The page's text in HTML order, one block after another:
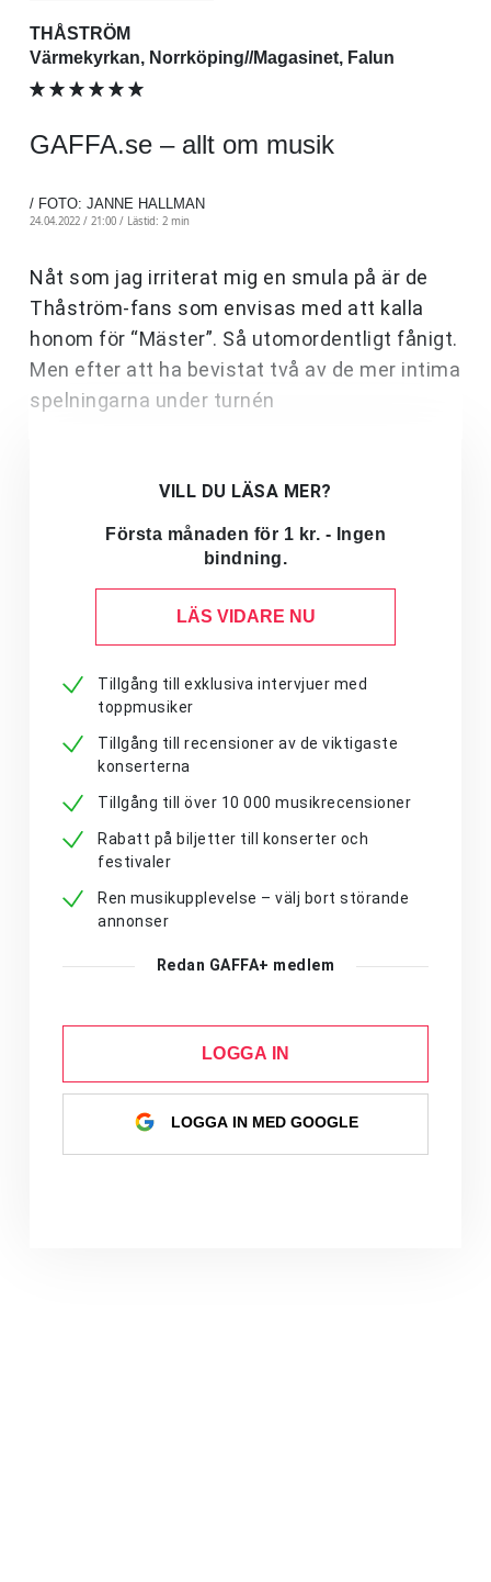
THÅSTRÖM
Värmekyrkan, Norrköping//Magasinet, Falun
GAFFA.se – allt om musik
/ FOTO: JANNE HALLMAN
24.04.2022 / 21:00 / Lästid: 2 min
Nåt som jag irriterat mig en smula på är de
Thåström-fans som envisas med att kalla
honom för “Mäster”. Så utomordentligt fånigt.
Men efter att ha bevistat två av de mer intima
spelningarna under turnén
VILL DU LÄSA MER?
Första månaden för 1 kr. - Ingen
bindning.
LÄS VIDARE NU
Tillgång till exklusiva intervjuer med
toppmusiker
Tillgång till recensioner av de viktigaste
konserterna
Tillgång till över 10 000 musikrecensioner
Rabatt på biljetter till konserter och
festivaler
Ren musikupplevelse – välj bort störande
annonser
Redan GAFFA+ medlem
LOGGA IN
LOGGA IN MED GOOGLE